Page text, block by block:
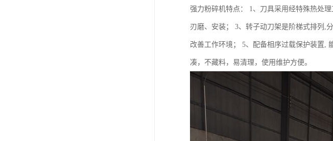
强力粉碎机特点： 1、刀具采用经特殊热处
刃磨、安装； 3、转子动刀架是阶梯式排列,
改善工作环境； 5、配备相序过载保护装置,
凑，不藏料，易清理，使用维护方便。